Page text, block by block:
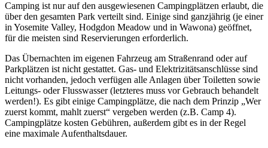
Camping ist nur auf den ausgewiesenen Campingplätzen erlaubt, die
über den gesamten Park verteilt sind. Einige sind ganzjährig (je einer
in Yosemite Valley, Hodgdon Meadow und in Wawona) geöffnet,
für die meisten sind Reservierungen erforderlich.
Das Übernachten im eigenen Fahrzeug am Straßenrand oder auf
Parkplätzen ist nicht gestattet. Gas- und Elektrizitätsanschlüsse sind
nicht vorhanden, jedoch verfügen alle Anlagen über Toiletten sowie
Leitungs- oder Flusswasser (letzteres muss vor Gebrauch behandelt
werden!). Es gibt einige Campingplätze, die nach dem Prinzip „Wer
zuerst kommt, mahlt zuerst“ vergeben werden (z.B. Camp 4).
Campingplätze kosten Gebühren, außerdem gibt es in der Regel
eine maximale Aufenthaltsdauer.